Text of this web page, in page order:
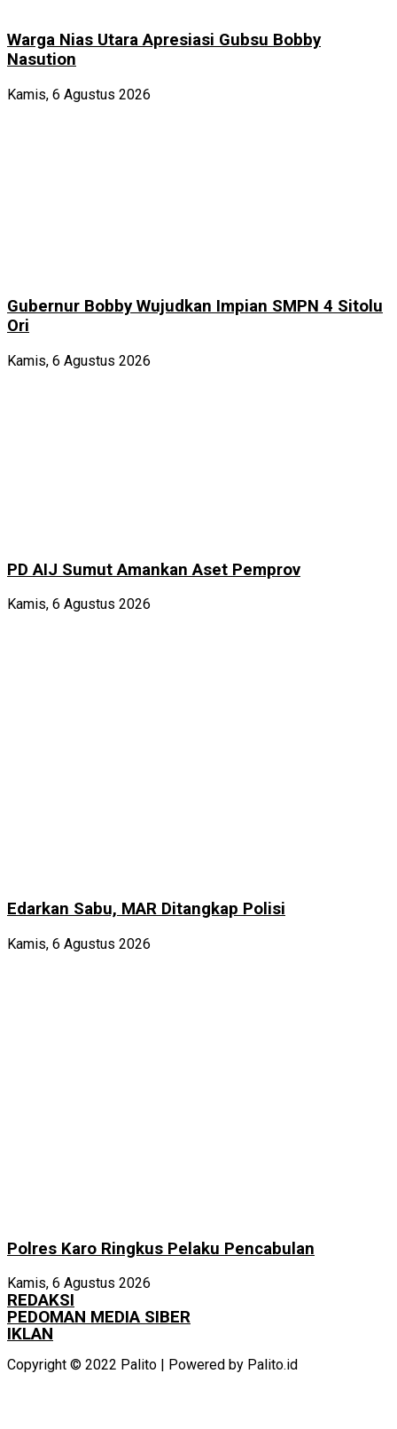
Warga Nias Utara Apresiasi Gubsu Bobby
Nasution
Kamis, 6 Agustus 2026
Gubernur Bobby Wujudkan Impian SMPN 4 Sitolu
Ori
Kamis, 6 Agustus 2026
PD AIJ Sumut Amankan Aset Pemprov
Kamis, 6 Agustus 2026
Edarkan Sabu, MAR Ditangkap Polisi
Kamis, 6 Agustus 2026
Polres Karo Ringkus Pelaku Pencabulan
Kamis, 6 Agustus 2026
REDAKSI
PEDOMAN MEDIA SIBER
IKLAN
Copyright © 2022 Palito | Powered by Palito.id